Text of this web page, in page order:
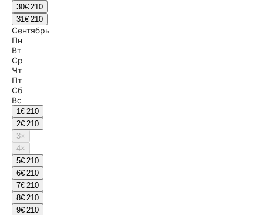
30€ 210
31€ 210
Сентябрь
Пн
Вт
Ср
Чт
Пт
Сб
Вс
1€ 210
2€ 210
3×
4×
5€ 210
6€ 210
7€ 210
8€ 210
9€ 210